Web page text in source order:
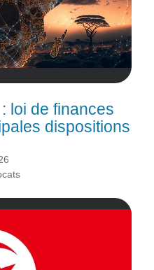
loi de finances
dispositions